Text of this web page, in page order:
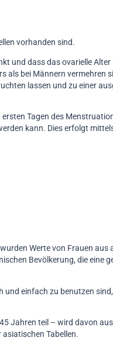
vorhanden sind.
und dass das ovarielle
bei Männern vermehren
lassen und zu einer
Tagen des
kann. Dies erfolgt
Werte von Frauen aus
Bevölkerung, die eine
und einfach zu benutzen
Jahren teil – wird davon
Tabellen.